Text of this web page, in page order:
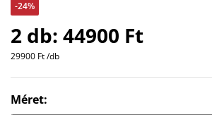
-24%
2 db: 44900 Ft
29900 Ft /db
Méret: